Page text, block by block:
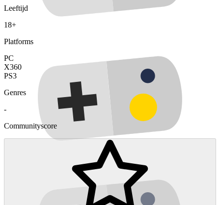
Leeftijd
18+
Platforms
PC
X360
PS3
Genres
-
Communityscore